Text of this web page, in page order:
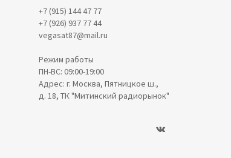
+7 (915) 144 47 77
+7 (926) 937 77 44
vegasat87@mail.ru
Режим работы
ПН-ВС: 09:00-19:00
Адрес: г. Москва, Пятницкое ш.,
д. 18, ТК "Митинский радиорынок"